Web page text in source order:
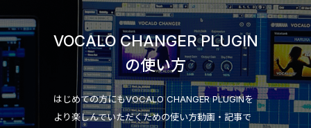
VOCALO CHANGER PLUGIN
の使い方
はじめての方にもVOCALO CHANGER PLUGINを
より楽しんでいただくための使い方動画・記事で